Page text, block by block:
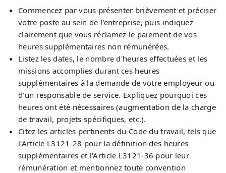
Commencez par vous présenter brièvement et préciser
votre poste au sein de l'entreprise, puis indiquez
clairement que vous réclamez le paiement de vos
heures supplémentaires non rémunérées.
Listez les dates, le nombre d'heures effectuées et les
missions accomplies durant ces heures
supplémentaires à la demande de votre employeur ou
d'un responsable de service. Expliquez pourquoi ces
heures ont été nécessaires (augmentation de la charge
de travail, projets spécifiques, etc.).
Citez les articles pertinents du Code du travail, tels que
l'Article L3121-28 pour la définition des heures
supplémentaires et l'Article L3121-36 pour leur
rémunération et mentionnez toute convention